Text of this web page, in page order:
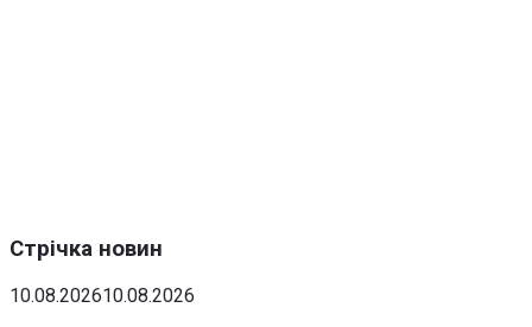
Стрічка новин
10.08.202610.08.2026